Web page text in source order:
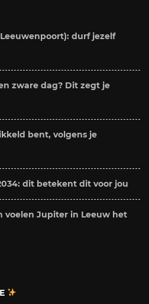
durf jezelf
zware dag? Dit zegt je
bent, volgens je
dit betekent dit voor jou
voelen Jupiter in Leeuw het